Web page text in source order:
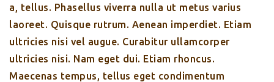
a, tellus. Phasellus viverra nulla ut metus varius
laoreet. Quisque rutrum. Aenean imperdiet. Etiam
ultricies nisi vel augue. Curabitur ullamcorper
ultricies nisi. Nam eget dui. Etiam rhoncus.
Maecenas tempus, tellus eget condimentum